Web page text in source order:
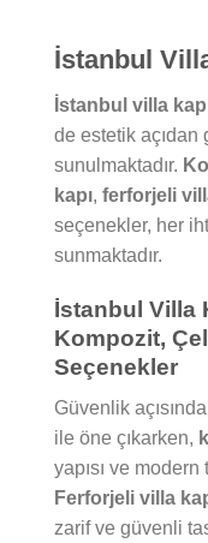
İstanbul
İstanbul villa
de estetik
sunulmaktadır.
kapı, ferforjeli
seçenekler, her
sunmaktadır.
İstanbul Villa
Kompozit,
Seçenekler
Güvenlik
ile öne çıkarken,
yapısı ve
Ferforjeli villa
zarif ve güvenli